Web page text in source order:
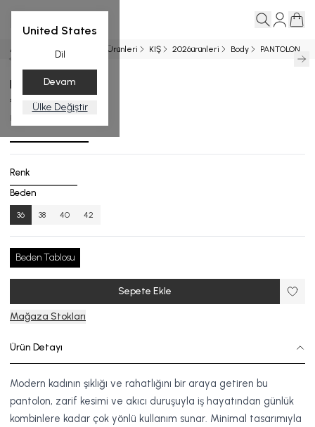
United States
Dil
Devam
Ülke Değiştir
Ana Sayfa Entegrasyon Ürünleri KIŞ 2026ürünleri Body PANTOLON
PANTOLON
₺ 15,999.00
KPA.8000-26_R134_36
Renk
Beden
36 38 40 42
Beden Tablosu
Sepete Ekle
Mağaza Stokları
Ürün Detayı
Modern kadının şıklığı ve rahatlığını bir araya getiren bu
pantolon, zarif kesimi ve akıcı duruşuyla iş hayatından günlük
kombinlere kadar çok yönlü kullanım sunar. Minimal tasarımıyla